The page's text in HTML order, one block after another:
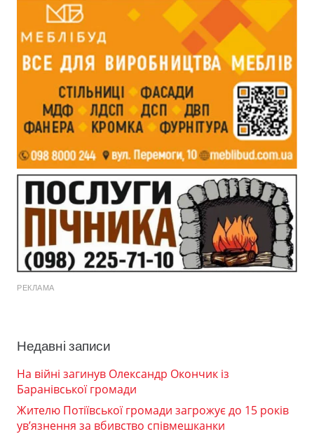
РЕКЛАМА
Недавні записи
На війні загинув Олександр Окончик із
Баранівської громади
Жителю Потіївської громади загрожує до 15 років
ув’язнення за вбивство співмешканки